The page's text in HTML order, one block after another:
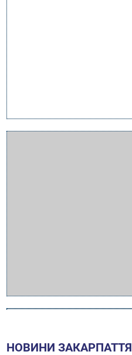
НОВИНИ ЗАКАРПАТТЯ